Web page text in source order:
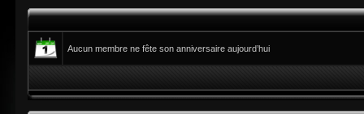
Aucun membre ne fête son anniversaire aujourd’hui